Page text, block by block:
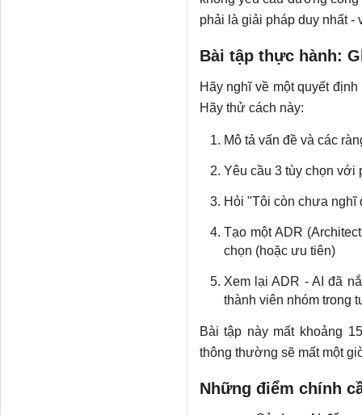
phải là giải pháp duy nhất -
Bài tập thực hành:
Hãy nghĩ về một quyết
Hãy thử cách này:
Mô tả vấn đề và các
Yêu cầu 3 tùy chọn với
Hỏi "Tôi còn chưa nghĩ
Tạo một ADR
chọn (hoặc ưu tiên)
Xem lại ADR - AI đã
thành viên nhóm trong
Bài tập này mất khoảng
thông thường sẽ mất một
Những điểm chính